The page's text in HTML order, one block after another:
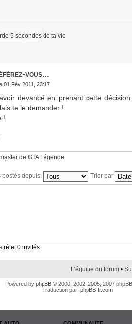
5 secondes de ta vie
vous...
01 Fév 2011, 23:17
devancé en prenant cette
te le demander !
!
de GTA Légende
postés depuis: Trier par
et 0 invités
L’équipe du forum •
Powered by phpBB © 2000, 2002, 2005, 2007
Traduction par: phpBB-fr.com